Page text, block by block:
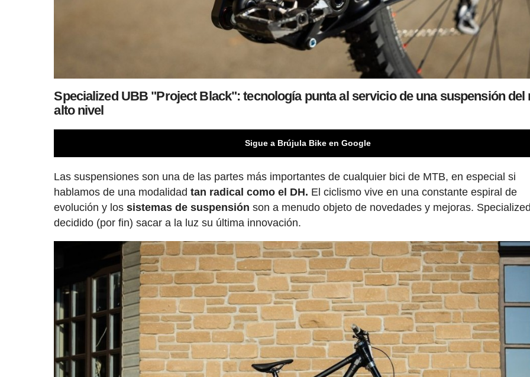
Specialized UBB "Project Black": tecnología punta al servicio de una suspensión del
alto nivel
Sigue a Brújula Bike en Google
Las suspensiones son una de las partes más importantes de cualquier bici de MTB, en especial si
hablamos de una modalidadtan radical como el DH. El ciclismo vive en una constante espiral de
evolución y lossistemas de suspensión son a menudo objeto de novedades y mejoras.
decidido (por fin) sacar a la luz su última innovación.